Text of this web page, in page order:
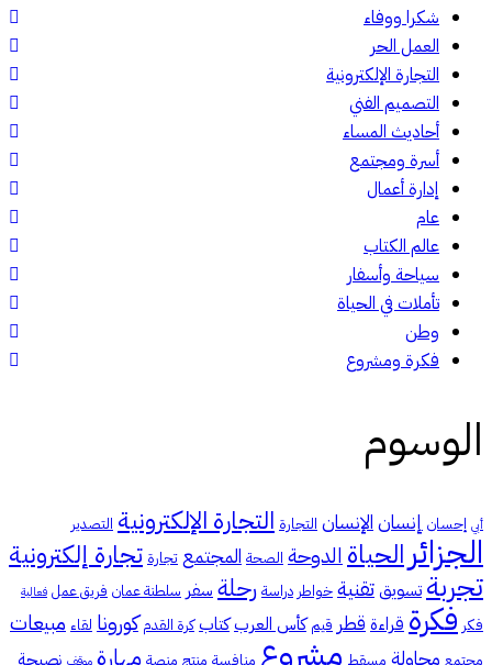
شكرا ووفاء
العمل الحر
التجارة الإلكترونية
التصميم الفني
أحاديث المساء
أسرة ومجتمع
إدارة أعمال
عام
عالم الكتاب
سياحة وأسفار
تأملات في الحياة
وطن
فكرة ومشروع
الوسوم
أبي إحسان إنسانالإنسان التجارة التجارة الإلكترونية التصدير
الجزائر الحياةالدوحة الصحة المجتمع تجارة تجارة إلكترونية
تجربة تسويقتقنية خواطر دراسة رحلة سفر سلطنة عمان فريق عمل فعالية
فكر فكرة قراءة قطر قيم كأس العرب كتاب كرة القدم كورونا لقاء مبيعات
محاولة مشروع مهارة موقف نصيحة